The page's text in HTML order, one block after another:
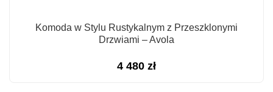
Komoda w Stylu Rustykalnym z Przeszklonymi
Drzwiami – Avola
4 480 zł